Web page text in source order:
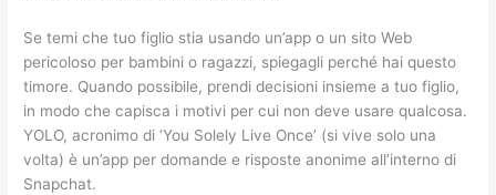
Se temi che tuo figlio stia usando un’app o un sito Web
pericoloso per bambini o ragazzi, spiegagli perché hai questo
timore. Quando possibile, prendi decisioni insieme a tuo figlio,
in modo che capisca i motivi per cui non deve usare qualcosa.
YOLO, acronimo di ‘You Solely Live Once’ (si vive solo una
volta) è un’app per domande e risposte anonime all’interno di
Snapchat.